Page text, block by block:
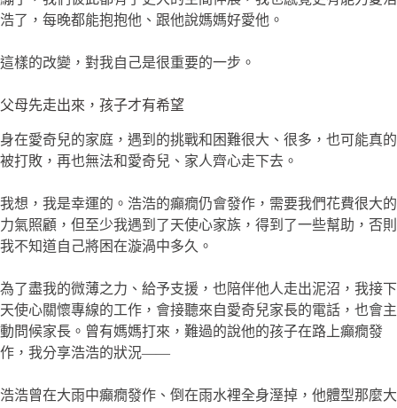
浩了，每晚都能抱抱他、跟他說媽媽好愛他。
這樣的改變，對我自己是很重要的一步。
父母先走出來，孩子才有希望
身在愛奇兒的家庭，遇到的挑戰和困難很大、很多，也可能真的
被打敗，再也無法和愛奇兒、家人齊心走下去。
我想，我是幸運的。浩浩的癲癇仍會發作，需要我們花費很大的
力氣照顧，但至少我遇到了天使心家族，得到了一些幫助，否則
我不知道自己將困在漩渦中多久。
為了盡我的微薄之力、給予支援，也陪伴他人走出泥沼，我接下
天使心關懷專線的工作，會接聽來自愛奇兒家長的電話，也會主
動問候家長。曾有媽媽打來，難過的說他的孩子在路上癲癇發
作，我分享浩浩的狀況——
浩浩曾在大雨中癲癇發作、倒在雨水裡全身溼掉，他體型那麼大